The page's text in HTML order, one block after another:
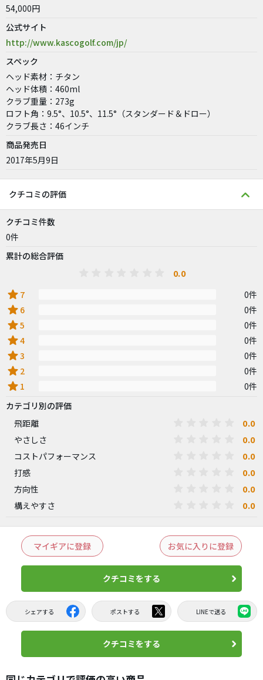
54,000円
公式サイト
http://www.kascogolf.com/jp/
スペック
ヘッド素材：チタン
ヘッド体積：460ml
クラブ重量：273g
ロフト角：9.5°、10.5°、11.5°（スタンダード＆ドロー）
クラブ長さ：46インチ
商品発売日
2017年5月9日
クチコミの評価
クチコミ件数
0件
累計の総合評価
0.0
star 7 0件
star 6 0件
star5 0件
star4 0件
star3 0件
star 2 0件
star 1
0件
カテゴリ別の評価
飛距離
0.0
やさしさ 0.0
コストパフォーマンス 0.0
打感 0.0
方向性 0.0
構えやすさ 0.0
マイギアに登録 お気に入りに登録
クチコミをする
シェアする ポストする LINEで送る
クチコミをする